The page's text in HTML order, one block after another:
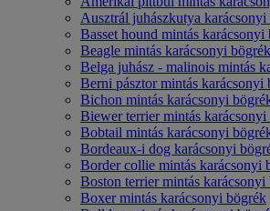
Ausztrál juhászkutya karácsonyi
Basset hound mintás karácsonyi
Beagle mintás karácsonyi bögrék
Belga juhász - malinois mintás
Berni pásztor mintás karácsonyi
Bichon mintás karácsonyi
Biewer terrier mintás karácsonyi
Bobtail mintás karácsonyi
Bordeaux-i dog karácsonyi
Border collie mintás karácsonyi
Boston terrier mintás karácsonyi
Boxer mintás karácsonyi bögrék